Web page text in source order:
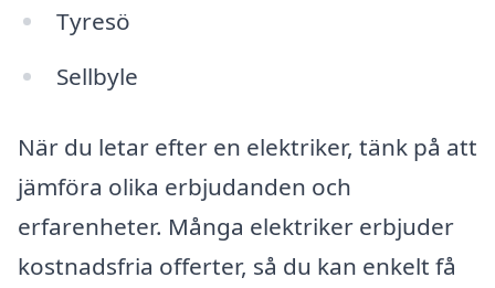
Tyresö
Sellbyle
När du letar efter en elektriker, tänk på att
jämföra olika erbjudanden och
erfarenheter. Många elektriker erbjuder
kostnadsfria offerter, så du kan enkelt få